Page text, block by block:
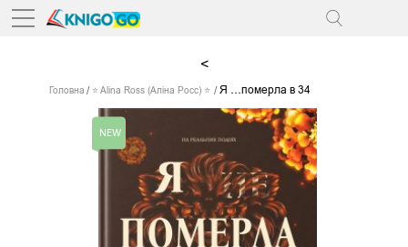
<
Головна ⭐ Alina Ross (Аліна Росс) ⭐ Я …померла в 34